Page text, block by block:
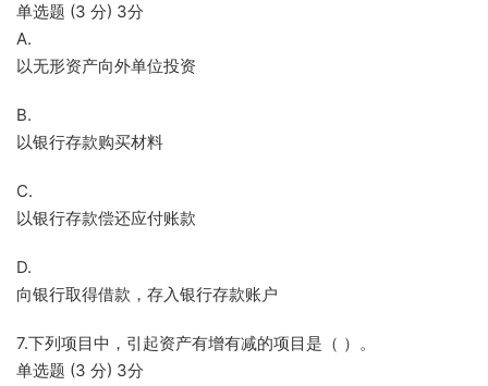
单选题 (3 分) 3分
A.
以无形资产向外单位投资
B.
以银行存款购买材料
C.
以银行存款偿还应付账款
D.
向银行取得借款，存入银行存款账户
7.下列项目中，引起资产有增有减的项目是（ ）。
单选题 (3 分) 3分